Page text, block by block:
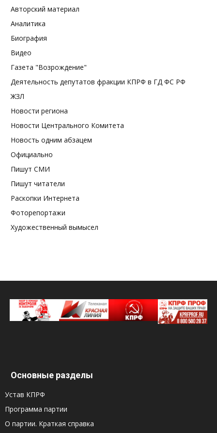
Авторский материал
Аналитика
Биография
Видео
Газета "Возрождение"
Деятельность депутатов фракции КПРФ в ГД ФС РФ
ЖЗЛ
Новости региона
Новости Центрального Комитета
Новость одним абзацем
Официально
Пишут СМИ
Пишут читатели
Раскопки Интернета
Фоторепортажи
Художественный вымысел
Основные разделы
Устав КПРФ
Программа партии
О партии. Краткая справка